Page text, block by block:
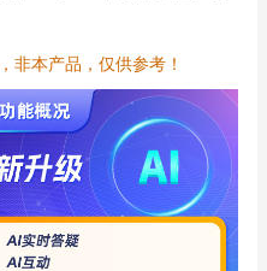
非本产品，仅供参考！